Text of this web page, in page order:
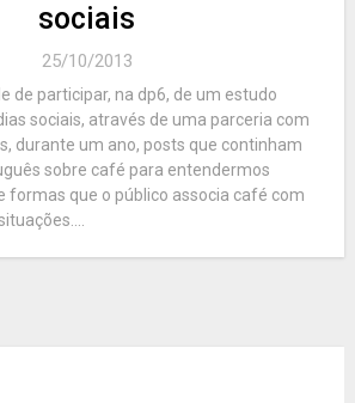
sociais
25/10/2013
de participar, na dp6, de um estudo
sociais, através de uma parceria com
durante um ano, posts que continham
sobre café para entendermos
formas que o público associa café com